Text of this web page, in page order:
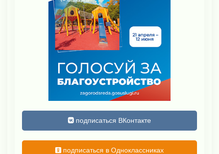
подписаться ВКонтакте
подписаться в Одноклассниках